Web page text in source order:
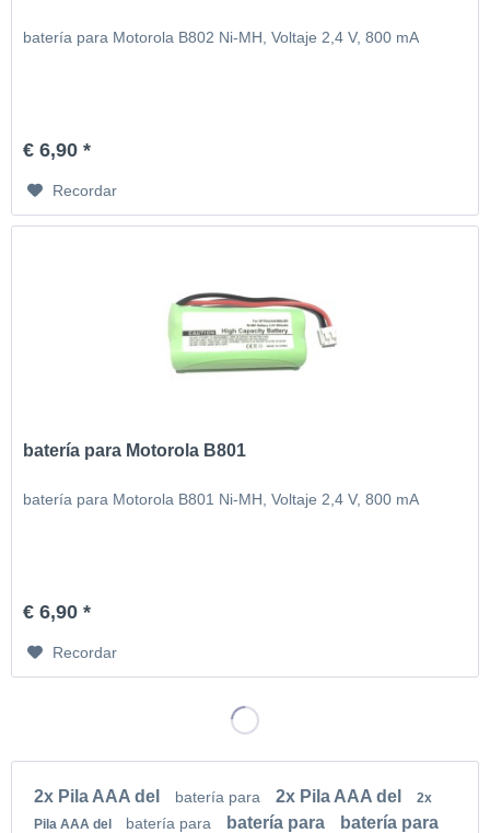
batería para Motorola B802 Ni-MH, Voltaje 2,4 V, 800 mA
€ 6,90 *
Recordar
batería para Motorola B801
batería para Motorola B801 Ni-MH, Voltaje 2,4 V, 800 mA
€ 6,90 *
Recordar
2x Pila AAA del batería para 2x Pila AAA del
2x
Pila AAA del
batería para batería para batería para